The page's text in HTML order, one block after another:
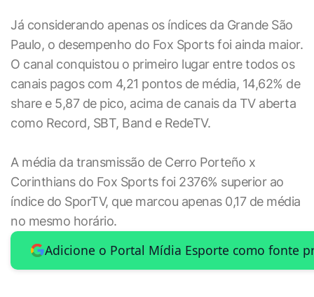
Já considerando apenas os índices da Grande São
Paulo, o desempenho do Fox Sports foi ainda maior.
O canal conquistou o primeiro lugar entre todos os
canais pagos com 4,21 pontos de média, 14,62% de
share e 5,87 de pico, acima de canais da TV aberta
como Record, SBT, Band e RedeTV.
A média da transmissão de Cerro Porteño x
Corinthians do Fox Sports foi 2376% superior ao
índice do SporTV, que marcou apenas 0,17 de média
no mesmo horário.
Adicione o Portal Mídia Esporte como fonte